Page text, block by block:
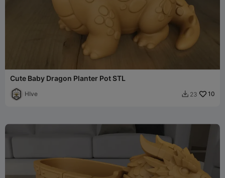
Cute Baby Dragon Planter Pot STL
HIve  23 10